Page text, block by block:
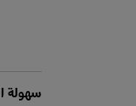
سهولة